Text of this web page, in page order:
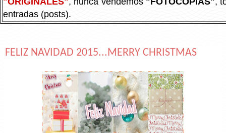
entradas (posts).
FELIZ NAVIDAD 2015...MERRY CHRISTMAS